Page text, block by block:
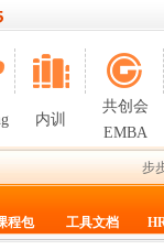
内训
共创会
EMBA
步
程包 工具文档